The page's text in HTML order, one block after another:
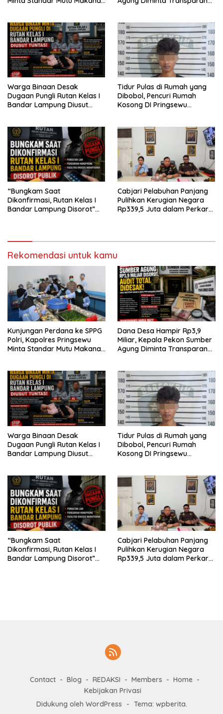
Warga Binaan Desak
Dugaan Pungli Rutan Kelas I
Bandar Lampung Diusut
Tidur Pulas di Rumah yang
Dibobol, Pencuri Rumah
Kosong DI Pringsewu
“Bungkam Saat
Dikonfirmasi, Rutan Kelas I
Bandar Lampung Disorot”
Cabjari Pelabuhan Panjang
Pulihkan Kerugian Negara
Rp339,5 Juta dalam Perkara
Rekomendasi untuk kamu
Kunjungan Perdana ke SPPG
Polri, Kapolres Pringsewu
Minta Standar Mutu Makanan
Dana Desa Hampir Rp3,9
Miliar, Kepala Pekon Sumber
Agung Diminta Transparan
Warga Binaan Desak
Dugaan Pungli Rutan Kelas I
Bandar Lampung Diusut
Tidur Pulas di Rumah yang
Dibobol, Pencuri Rumah
Kosong DI Pringsewu
“Bungkam Saat
Dikonfirmasi, Rutan Kelas I
Bandar Lampung Disorot”
Cabjari Pelabuhan Panjang
Pulihkan Kerugian Negara
Rp339,5 Juta dalam Perkara
Contact Blog REDAKSI Members
Home
Kebijakan Privasi
Didukung oleh WordPress
- Tema: wpberita.